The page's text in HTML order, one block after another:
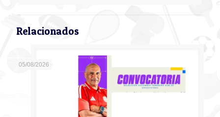
Relacionados
05/08/2026